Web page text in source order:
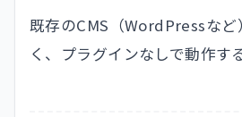
既存のCMS（WordPressなど
く、プラグインなしで動作する